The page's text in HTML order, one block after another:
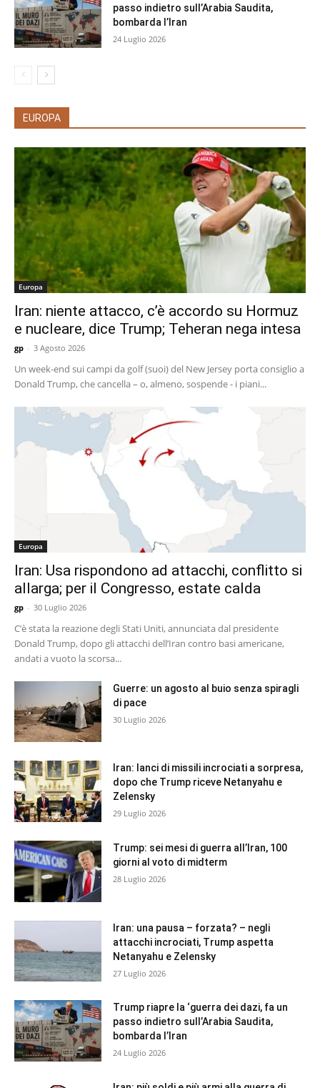
passo indietro sull’Arabia Saudita,
bombarda l’Iran
24 Luglio 2026
EUROPA
Europa
Iran: niente attacco, c’è accordo su Hormuz
e nucleare, dice Trump; Teheran nega intesa
gp - 3 Agosto 2026
Un week-end sui campi da golf (suoi) del New Jersey porta consiglio a
Donald Trump, che cancella – o, almeno, sospende - i piani...
Europa
Iran: Usa rispondono ad attacchi, conflitto si
allarga; per il Congresso, estate calda
gp - 30 Luglio 2026
C’è stata la reazione degli Stati Uniti, annunciata dal presidente
Donald Trump, dopo gli attacchi dell’Iran contro basi americane,
andati a vuoto la scorsa...
Guerre: un agosto al buio senza spiragli
di pace
30 Luglio 2026
Iran: lanci di missili incrociati a sorpresa,
dopo che Trump riceve Netanyahu e
Zelensky
29 Luglio 2026
Trump: sei mesi di guerra all’Iran, 100
giorni al voto di midterm
28 Luglio 2026
Iran: una pausa – forzata? – negli
attacchi incrociati, Trump aspetta
Netanyahu e Zelensky
27 Luglio 2026
Trump riapre la ‘guerra dei dazi, fa un
passo indietro sull’Arabia Saudita,
bombarda l’Iran
24 Luglio 2026